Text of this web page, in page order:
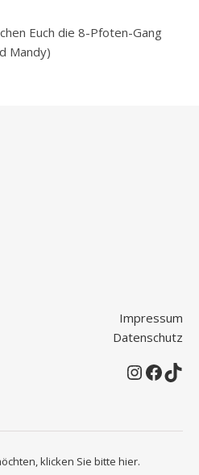
Euch die 8-Pfoten-Gang
Mandy)
Impressum
Datenschutz
klicken Sie bitte hier.